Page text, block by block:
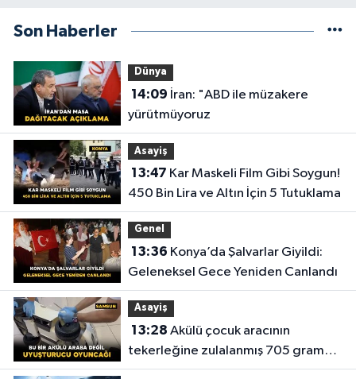
Son Haberler
Dünya
14:09
yürütmüyoruz
Asayiş
13:47
450 Bin Lira ve Altın İçin 5 Tutuklama
Genel
13:36
Geleneksel Gece Yeniden Canlandı
Asayiş
13:28
tekerleğine zulalanmış 705 gram
metamfetamin ele geçirildi